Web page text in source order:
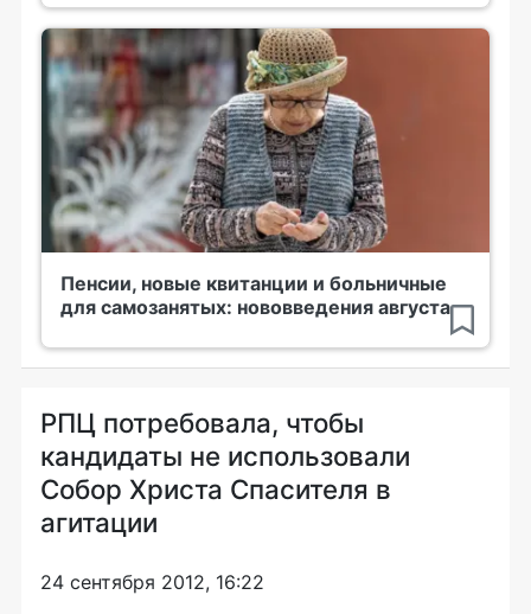
Пенсии, новые квитанции и больничные
для самозанятых: нововведения августа
РПЦ потребовала, чтобы
кандидаты не использовали
Собор Христа Спасителя в
агитации
24 сентября 2012, 16:22